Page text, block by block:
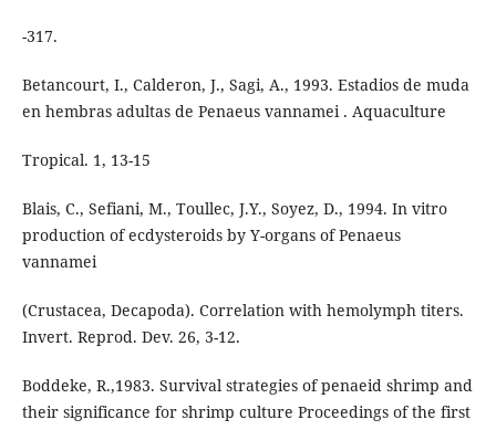
-317.
Betancourt, I., Calderon, J., Sagi, A., 1993. Estadios de muda
en hembras adultas de Penaeus vannamei . Aquaculture
Tropical. 1, 13-15
Blais, C., Sefiani, M., Toullec, J.Y., Soyez, D., 1994. In vitro
production of ecdysteroids by Y-organs of Penaeus
vannamei
(Crustacea, Decapoda). Correlation with hemolymph titers.
Invert. Reprod. Dev. 26, 3-12.
Boddeke, R.,1983. Survival strategies of penaeid shrimp and
their significance for shrimp culture Proceedings of the first